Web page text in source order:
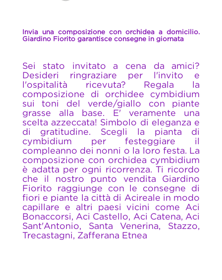
Invia una composizione con orchidea a domicilio.
Giardino Fiorito garantisce consegne in giornata
Sei stato invitato a cena da amici?
Desideri ringraziare per l'invito e
l'ospitalità ricevuta? Regala la
composizione di orchidee cymbidium
sui toni del verde/giallo con piante
grasse alla base. E' veramente una
scelta azzeccata! Simbolo di eleganza e
di gratitudine. Scegli la pianta di
cymbidium per festeggiare il
compleanno dei nonni o la loro festa. La
composizione con orchidea cymbidium
è adatta per ogni ricorrenza. Ti ricordo
che il nostro punto vendita Giardino
Fiorito raggiunge con le consegne di
fiori e piante la città di Acireale in modo
capillare e altri paesi vicini come Aci
Bonaccorsi, Aci Castello, Aci Catena, Aci
Sant'Antonio, Santa Venerina, Stazzo,
Trecastagni, Zafferana Etnea